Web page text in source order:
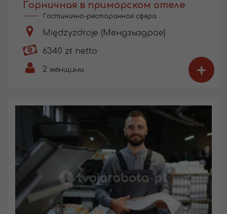
Горничная в приморском отеле
Гостинично-ресторанная сфера
Międzyzdroje (Мендзыздрое)
6340 zł netto
2 женщины +